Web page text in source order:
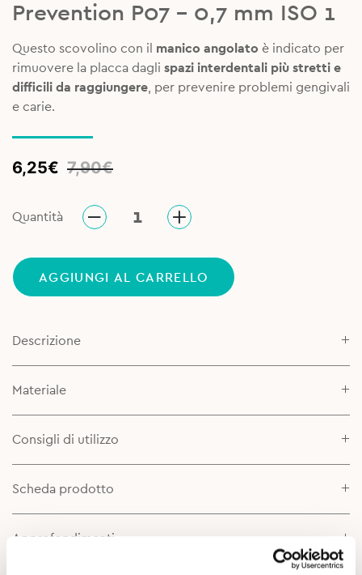
Prevention P07 – 0,7 mm ISO 1
Questo scovolino con il manico angolato è indicato per
rimuovere la placca dagli spazi interdentali più stretti e
difficili da raggiungere , per prevenire problemi gengivali
e carie.
7,90€
Original
7,90€.
6,25€
Current
6,25€.
Quantità
AGGIUNGI AL CARRELLO
Descrizione
Materiale
Consigli di utilizzo
Scheda prodotto
Approfondimenti